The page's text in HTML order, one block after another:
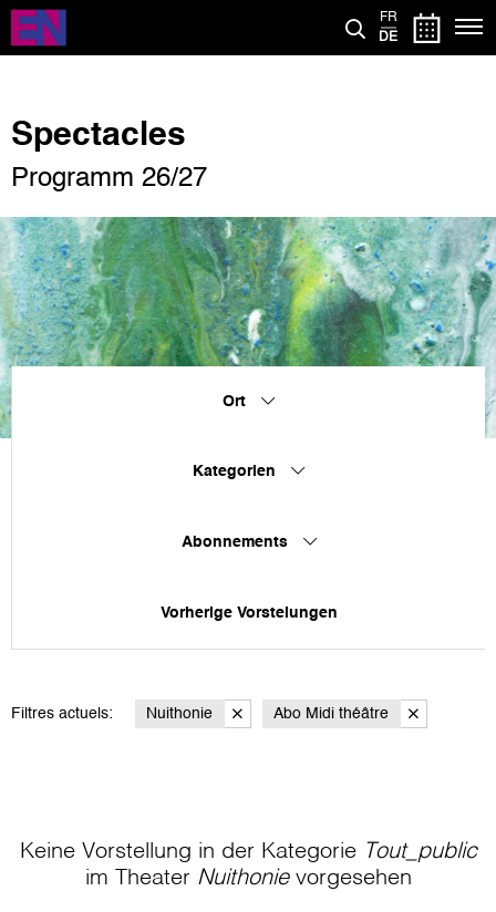
Direkt
zum
Inhalt
FR
DE
Spectacles
Programm 26/27
Ort
Kategorien
Abonnements
Vorherige Vorstelungen
Filtres actuels: Nuithonie Abo Midi théâtre
Keine Vorstellung in der Kategorie Tout_public
im Theater Nuithonievorgesehen